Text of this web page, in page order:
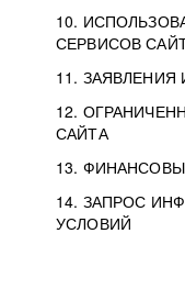
10.
СЕРВИСОВ
11. ЗАЯВЛЕНИЯ
12.
САЙТА
13.
14. ЗАПРОС
УСЛОВИЙ